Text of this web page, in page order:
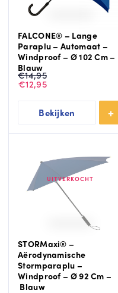
FALCONE® – Lange
Paraplu – Automaat –
Windproof – Ø 102 Cm –
Blauw
€14,95
Oorspronkelijke
prijs
was:
€12,95
Huidige
prijs
Bekijken
UITVERKOCHT
STORMaxi® –
Aërodynamische
Stormparaplu –
Windproof – Ø 92 Cm –
Blauw